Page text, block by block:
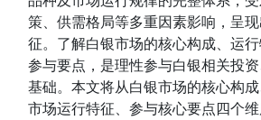
策、供需格局等多重因素影响，呈
征。了解白银市场的核心构成、运
参与要点，是理性参与白银相关投
基础。本文将从白银市场的核心构成
市场运行特征、参与核心要点四个